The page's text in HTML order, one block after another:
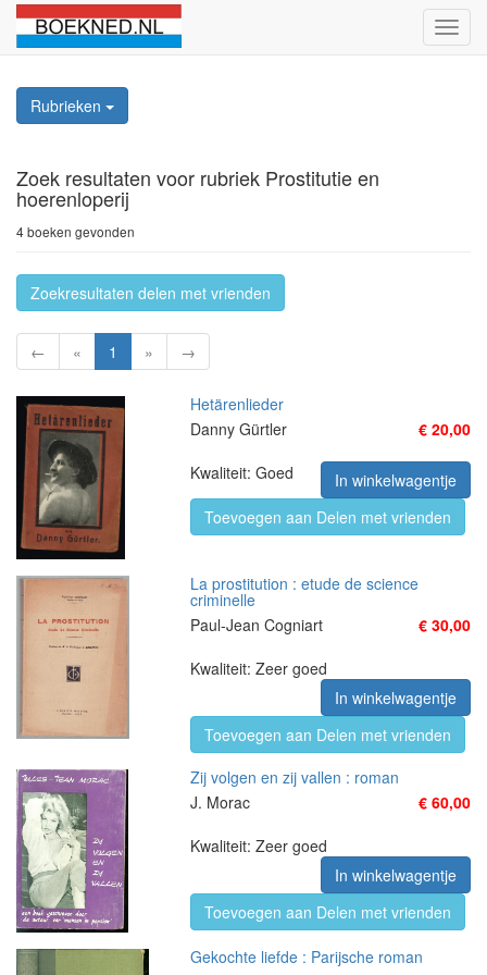
Rubrieken
Zoek resultaten voor rubriek Prostitutie en
hoerenloperij
4 boeken gevonden
Zoekresultaten delen met vrienden
← « 1 » →
Hetärenlieder
Danny Gürtler
€ 20,00
Kwaliteit: Goed
In winkelwagentje
Toevoegen aan Delen met vrienden
La prostitution : etude de science
criminelle
Paul-Jean Cogniart
€ 30,00
Kwaliteit: Zeer goed
In winkelwagentje
Toevoegen aan Delen met vrienden
Zij volgen en zij vallen : roman
J. Morac
€ 60,00
Kwaliteit: Zeer goed
In winkelwagentje
Toevoegen aan Delen met vrienden
Gekochte liefde : Parijsche roman